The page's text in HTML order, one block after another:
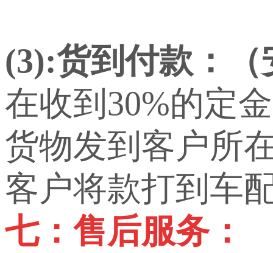
(3):货到付款：
在收到30%的定
货物发到客户所
客户将款打到车
七：售后服务：